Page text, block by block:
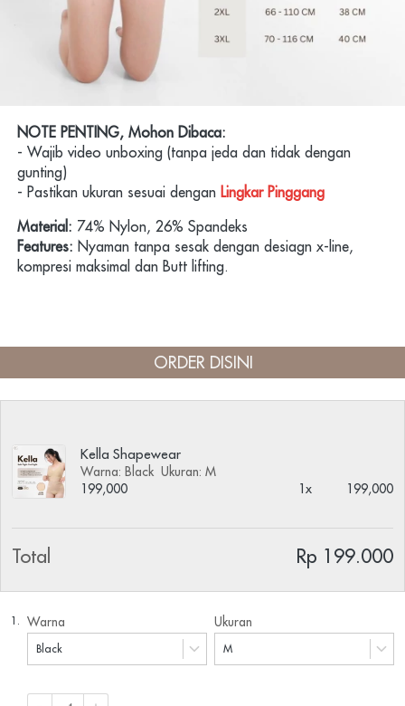
NOTE PENTING, Mohon Dibaca:
- Wajib video unboxing (tanpa jeda dan tidak dengan
gunting)
- Pastikan ukuran sesuai dengan Lingkar Pinggang
Material: 74% Nylon, 26% Spandeks
Features: Nyaman tanpa sesak dengan desiagn x-line,
kompresi maksimal dan Butt lifting.
ORDER DISINI
1. Warna
Black
Ukuran
M
Kella Shapewear
Warna: Black Ukuran: M
199,000
1x 199,000
Total Rp 199.000